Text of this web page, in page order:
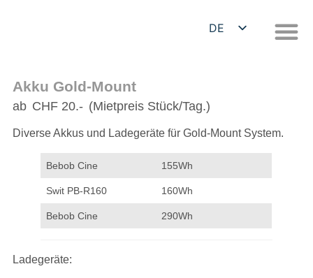
DE
Akku Gold-Mount
ab CHF 20.- (Mietpreis Stück/Tag.)
Diverse Akkus und Ladegeräte für Gold-Mount System.
Bebob Cine 155Wh
Swit PB-R160 160Wh
Bebob Cine 290Wh
Ladegeräte: